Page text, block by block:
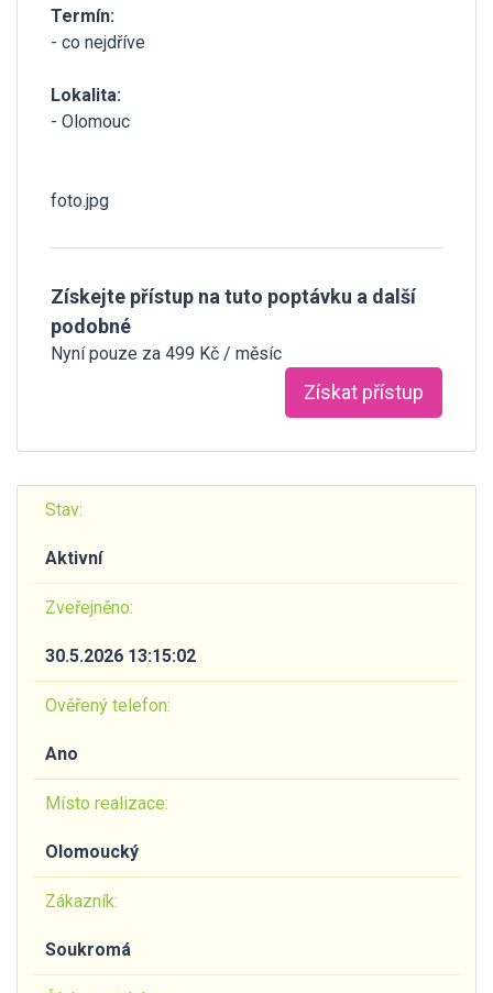
Termín:
- co nejdříve
Lokalita:
- Olomouc
foto.jpg
Získejte přístup na tuto poptávku a další
podobné
Nyní pouze za 499 Kč / měsíc
Získat přístup
Stav:
Aktivní
Zveřejněno:
30.5.2026 13:15:02
Ověřený telefon:
Ano
Místo realizace:
Olomoucký
Zákazník:
Soukromá